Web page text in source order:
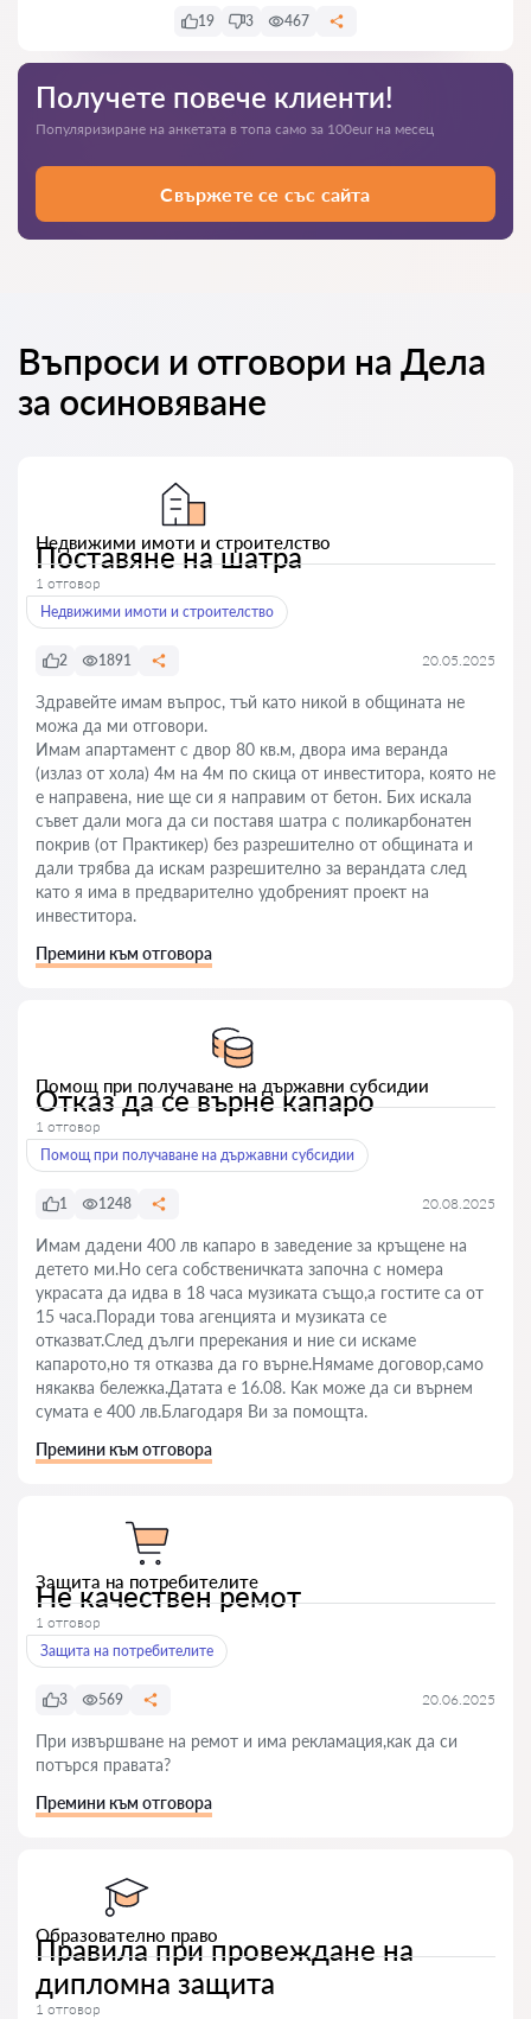
19 3 467
Получете повече клиенти!
Популяризиране на анкетата в топа само за 100eur на месец
Свържете се със сайта
Въпроси и отговори на Дела
за осиновяване
Недвижими имоти и строителство
Поставяне на шатра
1 отговор
Недвижими имоти и строителство
2 1891 20.05.2025
Здравейте имам въпрос, тъй като никой в общината не
можа да ми отговори.
Имам апартамент с двор 80 кв.м, двора има веранда
(излаз от хола) 4м на 4м по скица от инвеститора, която не
е направена, ние ще си я направим от бетон. Бих искала
съвет дали мога да си поставя шатра с поликарбонатен
покрив (от Практикер) без разрешително от общината и
дали трябва да искам разрешително за верандата след
като я има в предварително удобреният проект на
инвеститора.
Премини към отговора
Помощ при получаване на държавни субсидии
Отказ да се върне капаро
1 отговор
Помощ при получаване на държавни субсидии
1 1248 20.08.2025
Имам дадени 400 лв капаро в заведение за кръщене на
детето ми.Но сега собственичката започна с номера
украсата да идва в 18 часа музиката също,а гостите са от
15 часа.Поради това агенцията и музиката се
отказват.След дълги пререкания и ние си искаме
капарото,но тя отказва да го върне.Нямаме договор,само
някаква бележка.Датата е 16.08. Как може да си върнем
сумата е 400 лв.Благодаря Ви за помощта.
Премини към отговора
Защита на потребителите
Не качествен ремот
1 отговор
Защита на потребителите
3 569 20.06.2025
При извършване на ремот и има рекламация,как да си
потърся правата?
Премини към отговора
Образователно право
Правила при провеждане на
дипломна защита
1 отговор